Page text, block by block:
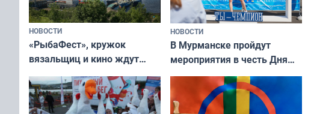
НОВОСТИ
«РыбаФест», кружок
вязальщиц и кино ждут
мурманчан в эти выходные
НОВОСТИ
В Мурманске пройдут
мероприятия в честь Дня
физкультурника